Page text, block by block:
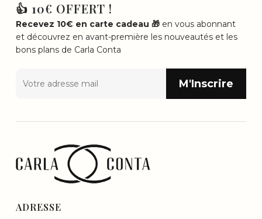
👍 10€ OFFERT !
Recevez 10€ en carte cadeau 🎁en vous abonnant
et découvrez en avant-première les nouveautés et les
bons plans de Carla Conta
ADRESSE